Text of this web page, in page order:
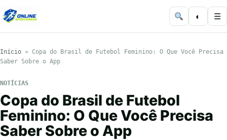
◐ ☰
Início » Copa do Brasil de Futebol Feminino: O Que Você Precisa
Saber Sobre o App
NOTÍCIAS
Copa do Brasil de Futebol
Feminino: O Que Você Precisa
Saber Sobre o App